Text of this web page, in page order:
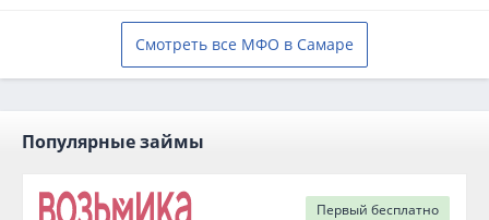
Смотреть все МФО в Самаре
Популярные займы
Первый бесплатно